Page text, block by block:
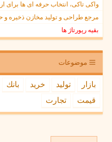
واکی تاکی، انتخاب حرفه ای ها برای
مرجع طراحی و تولید مخازن ذخیره
بقیه رپورتاژ ها
موضوعات
بازار تولید خرید بانك
قیمت
تجارت